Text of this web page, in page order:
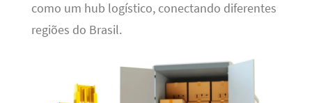
como um hub logístico, conectando diferentes
regiões do Brasil.